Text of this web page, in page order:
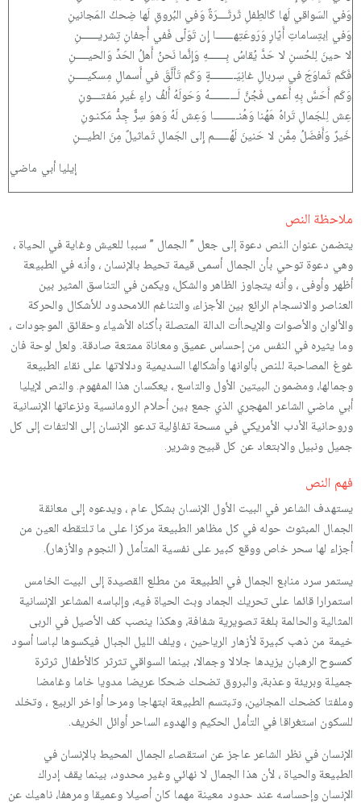
وَفي السَواقي لَها كَالطِفلِ ثَرثَــــرَةٌ وَفي البُروقِ لَها ضِحكُ المَجانينِ
وَفي اِبتِساماتِ أَيّارٍ وَرَوعَتِهـــــــا إِن تَوَلّى فَفي أَجفانِ تِشريـــــــنِ
لا حينَ لِلحُسنِ لا حَدَّ يُقاسُ بِـــــــهِ وَإِنَّما نَحنُ أَهلُ الحَدِّ وَالحيـــــنِ
فَكَم تَماوَجَ في سِربالِ غانِيَــــــــــةٍ وَكَم تَأَلَّقَ في أَسمالِ مِسكيـــــنِ
وَكَم أَحَسَّ بِهِ أَعمى فَجُنَّ لَـــــــــــهُ وَحَولَهُ أَلفُ راءٍ غَيرِ مَفتــــونِ
عِش لِلجَمالِ تَراهُ هَهُنا وَهُنــــــــــا وَعِش لَهُ وَهوَ سِرٌّ جِدُّ مَكنـونِ
خَيرٌ وَأَفضَلُ مِمَّن لا حَنينَ لَهُــــــم إِلى الجَمالِ تَماثيلٌ مِنَ الطيـــنِ
إيليا أبي ماضي
ملاحظة النص
يتضمن عنوان النص دعوة إلى جعل ” الجمال ” سببا للعيش وغاية في الحياة ،
وهي دعوة توحي بأن الجمال أسمى قيمة تحيط بالإنسان ، وأنه في الطبيعة
أظهر وأوفى ، وأنه يتجاوز الظاهر والشكل، ويكمن في التناسق المثير بين
العناصر والانسجام الرائع بين الأجزاء، والتناغم اللامحدود للأشكال والحركة
والألوان والأصوات والإيحاأت الدالة المتصلة بأكناه الأشياء وحقائق الموجودات ،
وما يثيره في النفس من إحساس عميق ومعاناة ممتعة صادقة. ولعل لوحة فان
غوغ المصاحبة للنص بألوانها وأشكالها السديمية ودلالاتها على نقاء الطبيعة
وجمالها، ومضمون البيتين الأول والتاسع ، يعكسان هذا المفهوم. والنص لإيليا
أبي ماضي الشاعر المهجري الذي جمع بين أحلام الرومانسية ونزعاتها الإنسانية
وروحانية الأدب الأمريكي في مسحة تفاؤلية تدعو الإنسان إلى الالتفات إلى كل
جميل ونبيل والابتعاد عن كل قبيح وشرير.
فهم النص
يستهدف الشاعر في البيت الأول الإنسان بشكل عام ، ويدعوه إلى معانقة
الجمال المبثوث حوله في كل مظاهر الطبيعة مركزا على ما تلتقطه العين من
أجزاء لها سحر خاص ووقع كبير على نفسية المتأمل ( النجوم والأزهار).
يستمر سرد منابع الجمال في الطبيعة من مطلع القصيدة إلى البيت الخامس
استمرارا قائما على تحريك الجماد وبث الحياة فيه، وإلباسه المشاعر الإنسانية
المثالية والحالمة بلغة تصويرية شفافة، وهكذا ينصب كف الأصيل في الربى
خيمة من ذهب كبيرة لأزهار الرياحين ، ويلف الليل الجبال فيكسوها لباسا أسود
كمسوح الرهبان يزيدها جلالا وجمالا، بينما السواقي تثرثر كالأطفال ثرثرة
جميلة وبريئة وعذبة، والبروق تضحك ضحكا عريضا مدويا خاما وغامضا
وملفتا كضحك المجانين، وتبتسم الطبيعة ابتهاجا ومرحا أواخر الربيع ، وتخلد
للسكون استغراقا في التأمل الحكيم والهدوء الساحر أوائل الخريف.
الإنسان في نظر الشاعر عاجز عن استقصاء الجمال المحيط بالإنسان في
الطبيعة والحياة ، لأن هذا الجمال لا نهائي وغير محدود، بينما يقف إدراك
الإنسان وإحساسه عند حدود معينة مهما كان أصيلا وعميقا ومرهفا، ناهيك عن